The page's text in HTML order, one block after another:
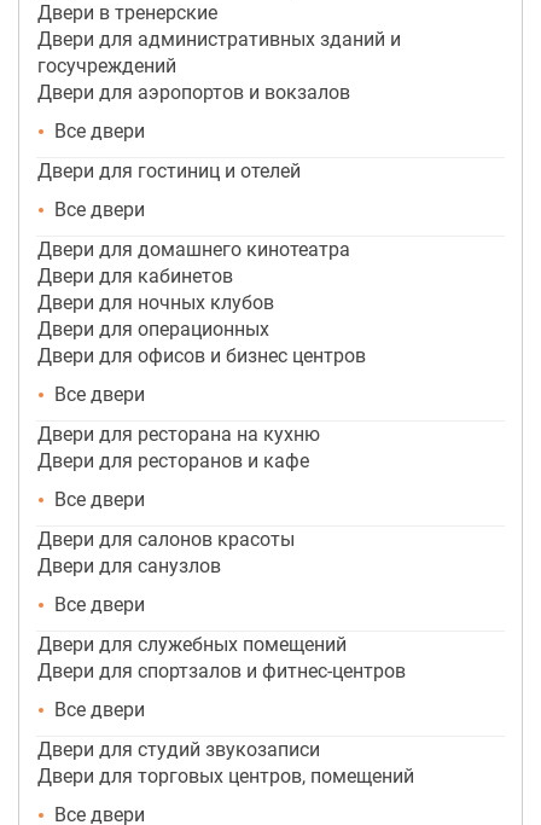
Двери в тренерские
Двери для административных зданий и
госучреждений
Двери для аэропортов и вокзалов
Все двери
Двери для гостиниц и отелей
Все двери
Двери для домашнего кинотеатра
Двери для кабинетов
Двери для ночных клубов
Двери для операционных
Двери для офисов и бизнес центров
Все двери
Двери для ресторана на кухню
Двери для ресторанов и кафе
Все двери
Двери для салонов красоты
Двери для санузлов
Все двери
Двери для служебных помещений
Двери для спортзалов и фитнес-центров
Все двери
Двери для студий звукозаписи
Двери для торговых центров, помещений
Все двери